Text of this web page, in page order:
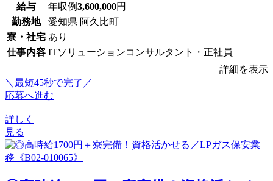
給与 年収例3,600,000円
勤務地
愛知県 阿久比町
寮・社宅 あり
仕事内容 ITソリューションコンサルタント・正社員
詳細を表示
＼最短45秒で完了／
応募へ進む
詳しく
見る